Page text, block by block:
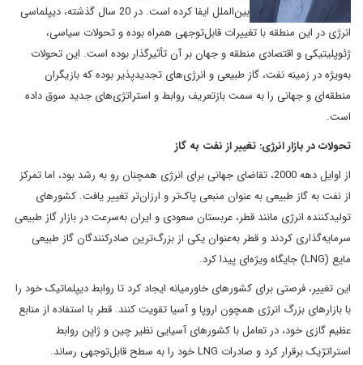
بین‌الملل ایفا کرده است. در 20 سال گذشته، دیپلماسی
انرژی در این منطقه با تغییرات قابل‌توجهی همراه بوده و تحولات سیاسی،
ژئوپلیتیکی و اقتصادی منطقه و جهان بر آن تأثیرگذار بوده است. این تحولات
به‌ویژه در زمینه نفت، گاز طبیعی و انرژی‌های تجدیدپذیر بوده که بازیگران
منطقه‌ای و جهانی را به سمت بازتعریف روابط و استراتژی‌های جدید سوق داده
است.
تحولات در بازار انرژی: تغییر از نفت به گاز
از اوایل دهه 2000، تقاضای جهانی برای انرژی همچنان رو به رشد بود، اما تمرکز
از نفت به گاز طبیعی به عنوان منبعی پاک‌تر و ارزان‌تر تغییر یافت. کشورهای
تولیدکننده انرژی مانند قطر، عربستان سعودی و ایران به‌سرعت در بازار گاز طبیعی
سرمایه‌گذاری کردند و قطر به‌عنوان یکی از بزرگ‌ترین صادرکنندگان گاز طبیعی
مایع (LNG) جایگاه ویژه‌ای پیدا کرد.
این تغییر، فرصتی برای کشورهای خاورمیانه ایجاد کرد تا روابط دیپلماتیک خود را
با بازارهای بزرگ انرژی همچون اروپا و آسیا تقویت کنند. قطر با استفاده از منابع
عظیم گازی خود، در تعامل با کشورهای آسیایی نظیر چین و ژاپن روابط
استراتژیک برقرار کرد و صادرات LNG خود را به سطح قابل‌توجهی رساند.